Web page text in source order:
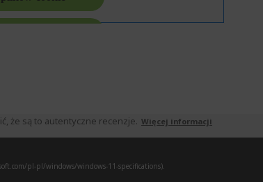
że są to autentyczne recenzje. Więcej informacji
pl-pl/windows/windows-11-specifications).